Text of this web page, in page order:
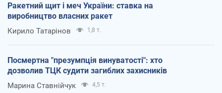
Ракетний щит і меч України: ставка на
виробництво власних ракет
Кирило Татарінов 1,8 т.
Посмертна "презумпція винуватості": хто
дозволив ТЦК судити загиблих захисників
Марина Ставнійчук 4,5 т.